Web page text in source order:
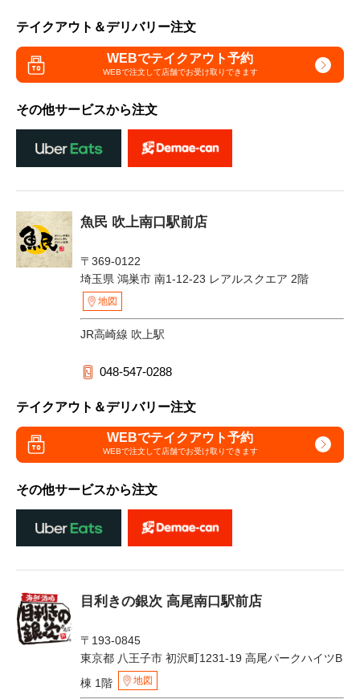
テイクアウト＆デリバリー注文
WEBでテイクアウト予約
WEBで注文して店舗でお受け取りできます
その他サービスから注文
魚民 吹上南口駅前店
〒369-0122
埼玉県 鴻巣市 南1-12-23 レアルスクエア 2階
地図
JR高崎線 吹上駅
048-547-0288
テイクアウト＆デリバリー注文
WEBでテイクアウト予約
WEBで注文して店舗でお受け取りできます
その他サービスから注文
目利きの銀次 高尾南口駅前店
〒193-0845
東京都 八王子市 初沢町1231-19 高尾パークハイツB
棟 1階
地図